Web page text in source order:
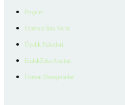
Projeler
Ücretsiz İlan Verin
Üyelik Paketleri
EmlakZeka Asistan
Uzman Danışmanlar